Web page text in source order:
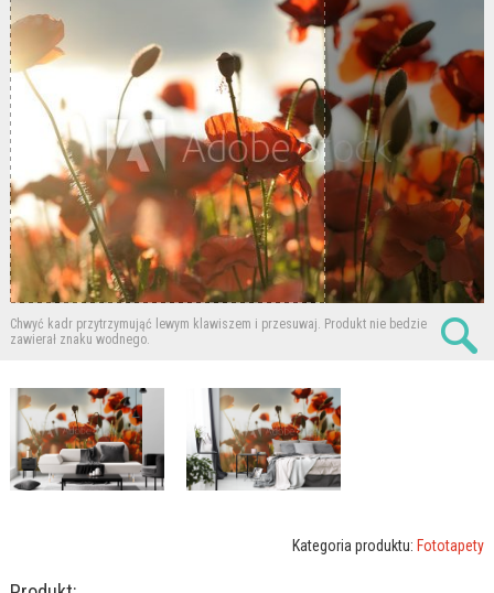
Chwyć kadr przytrzymująć lewym klawiszem i przesuwaj. Produkt nie bedzie
zawierał znaku wodnego.
Kategoria produktu: Fototapety